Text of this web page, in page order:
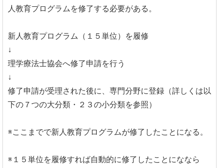
人教育プログラムを修了する必要がある。
新人教育プログラム（１５単位）を履修
↓
理学療法士協会へ修了申請を行う
↓
修了申請が受理された後に、専門分野に登録（詳しくは以
下の７つの大分類・２３の小分類を参照）
※ここまでで新人教育プログラムが修了したことになる。
※１５単位を履修すれば自動的に修了したことにななら